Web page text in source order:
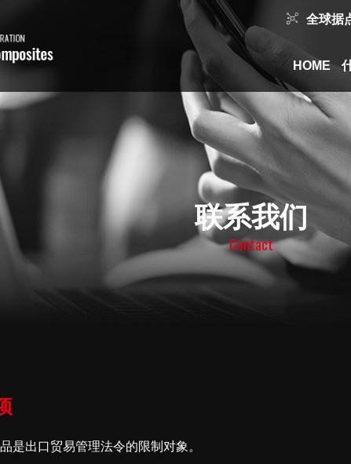
全球据
HOME
联系我们
Contact
是出口贸易管理法令的限制对象。